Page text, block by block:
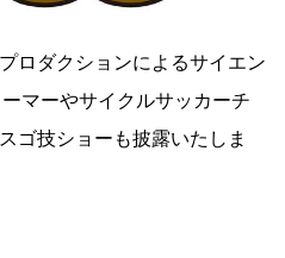
ロダクションによるサイエン
マーやサイクルサッカーチ
ゴ技ショーも披露いたしま